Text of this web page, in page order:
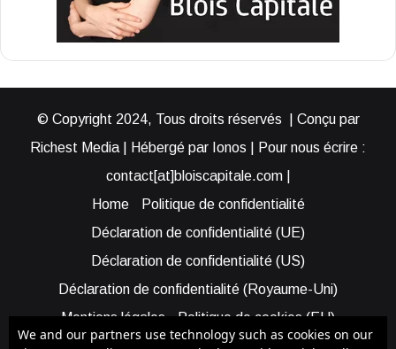
© Copyright 2024, Tous droits réservés | Conçu par
Richest Media | Hébergé par Ionos | Pour nous écrire :
contact[at]bloiscapitale.com |
Home
Politique de confidentialité
Déclaration de confidentialité (UE)
Déclaration de confidentialité (US)
Déclaration de confidentialité (Royaume-Uni)
Mentions légales
Politique de cookies (EU)
Cookie Policy (AUS)
Cookie Policy (US)
We and our partners use technology such as cookies on our